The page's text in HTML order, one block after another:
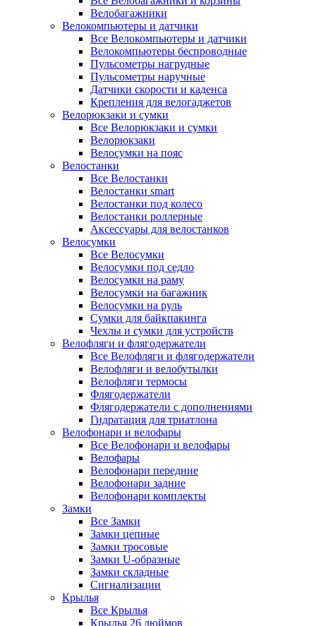
Велобагажники
Велокомпьютеры и датчики
Все Велокомпьютеры и датчики
Велокомпьютеры беспроводные
Пульсометры нагрудные
Пульсометры наручные
Датчики скорости и каденса
Крепления для велогаджетов
Велорюкзаки и сумки
Все Велорюкзаки и сумки
Велорюкзаки
Велосумки на пояс
Велостанки
Все Велостанки
Велостанки smart
Велостанки под колесо
Велостанки роллерные
Аксессуары для велостанков
Велосумки
Все Велосумки
Велосумки под седло
Велосумки на раму
Велосумки на багажник
Велосумки на руль
Сумки для байкпакинга
Чехлы и сумки для устройств
Велофляги и флягодержатели
Все Велофляги и флягодержатели
Велофляги и велобутылки
Велофляги термосы
Флягодержатели
Флягодержатели с дополнениями
Гидратация для триатлона
Велофонари и велофары
Все Велофонари и велофары
Велофары
Велофонари передние
Велофонари задние
Велофонари комплекты
Замки
Все Замки
Замки цепные
Замки тросовые
Замки U-образные
Замки складные
Сигнализации
Крылья
Все Крылья
Крылья 26 дюймов